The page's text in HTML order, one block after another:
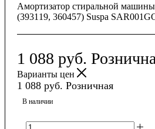
Амортизатор стиральной
(393119, 360457) Suspa
1 088 руб.
Варианты цен
1 088 руб. Розничная
В наличии